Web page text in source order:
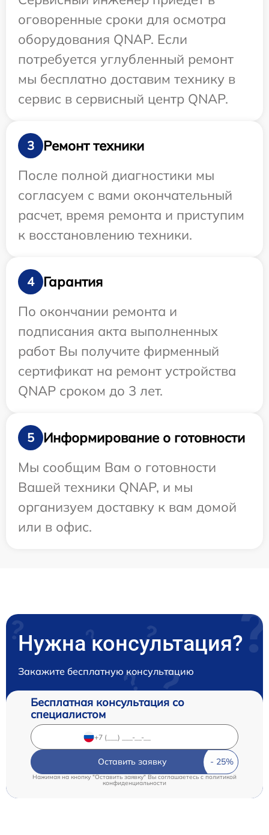
оговоренные сроки для осмотра
оборудования QNAP. Если
потребуется углубленный ремонт
мы бесплатно доставим технику в
сервис в сервисный центр QNAP.
3
Ремонт техники
После полной диагностики мы
согласуем с вами окончательный
расчет, время ремонта и приступим
к восстановлению техники.
4
Гарантия
По окончании ремонта и
подписания акта выполненных
работ Вы получите фирменный
сертификат на ремонт устройства
QNAP сроком до 3 лет.
5
Информирование о готовности
Мы сообщим Вам о готовности
Вашей техники QNAP, и мы
организуем доставку к вам домой
или в офис.
Нужна консультация?
Закажите бесплатную консультацию
Бесплатная консультация со
специалистом
Оставить заявку
Нажимая на кнопку "Оставить заявку" Вы соглашаетесь cполитикой
конфиденциальности